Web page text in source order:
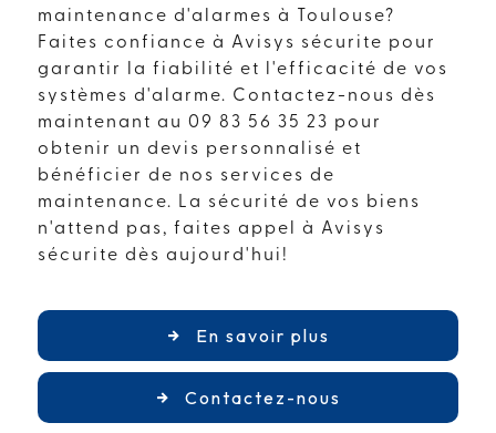
maintenance d'alarmes à Toulouse?
Faites confiance à Avisys sécurite pour
garantir la fiabilité et l'efficacité de vos
systèmes d'alarme. Contactez-nous dès
maintenant au 09 83 56 35 23 pour
obtenir un devis personnalisé et
bénéficier de nos services de
maintenance. La sécurité de vos biens
n'attend pas, faites appel à Avisys
sécurite dès aujourd'hui!
En savoir plus
Contactez-nous